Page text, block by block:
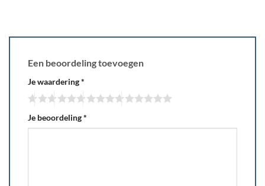
Een beoordeling toevoegen
Je waardering*
Je beoordeling*